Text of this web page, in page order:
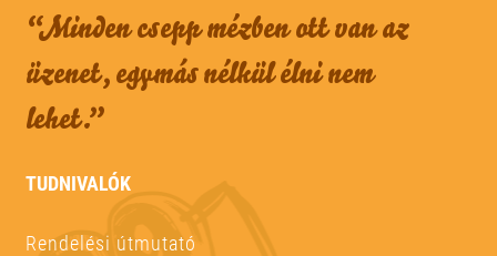
“Minden csepp mézben ott van az
üzenet, egymás nélkül élni nem
lehet.”
TUDNIVALÓK
Rendelési útmutató